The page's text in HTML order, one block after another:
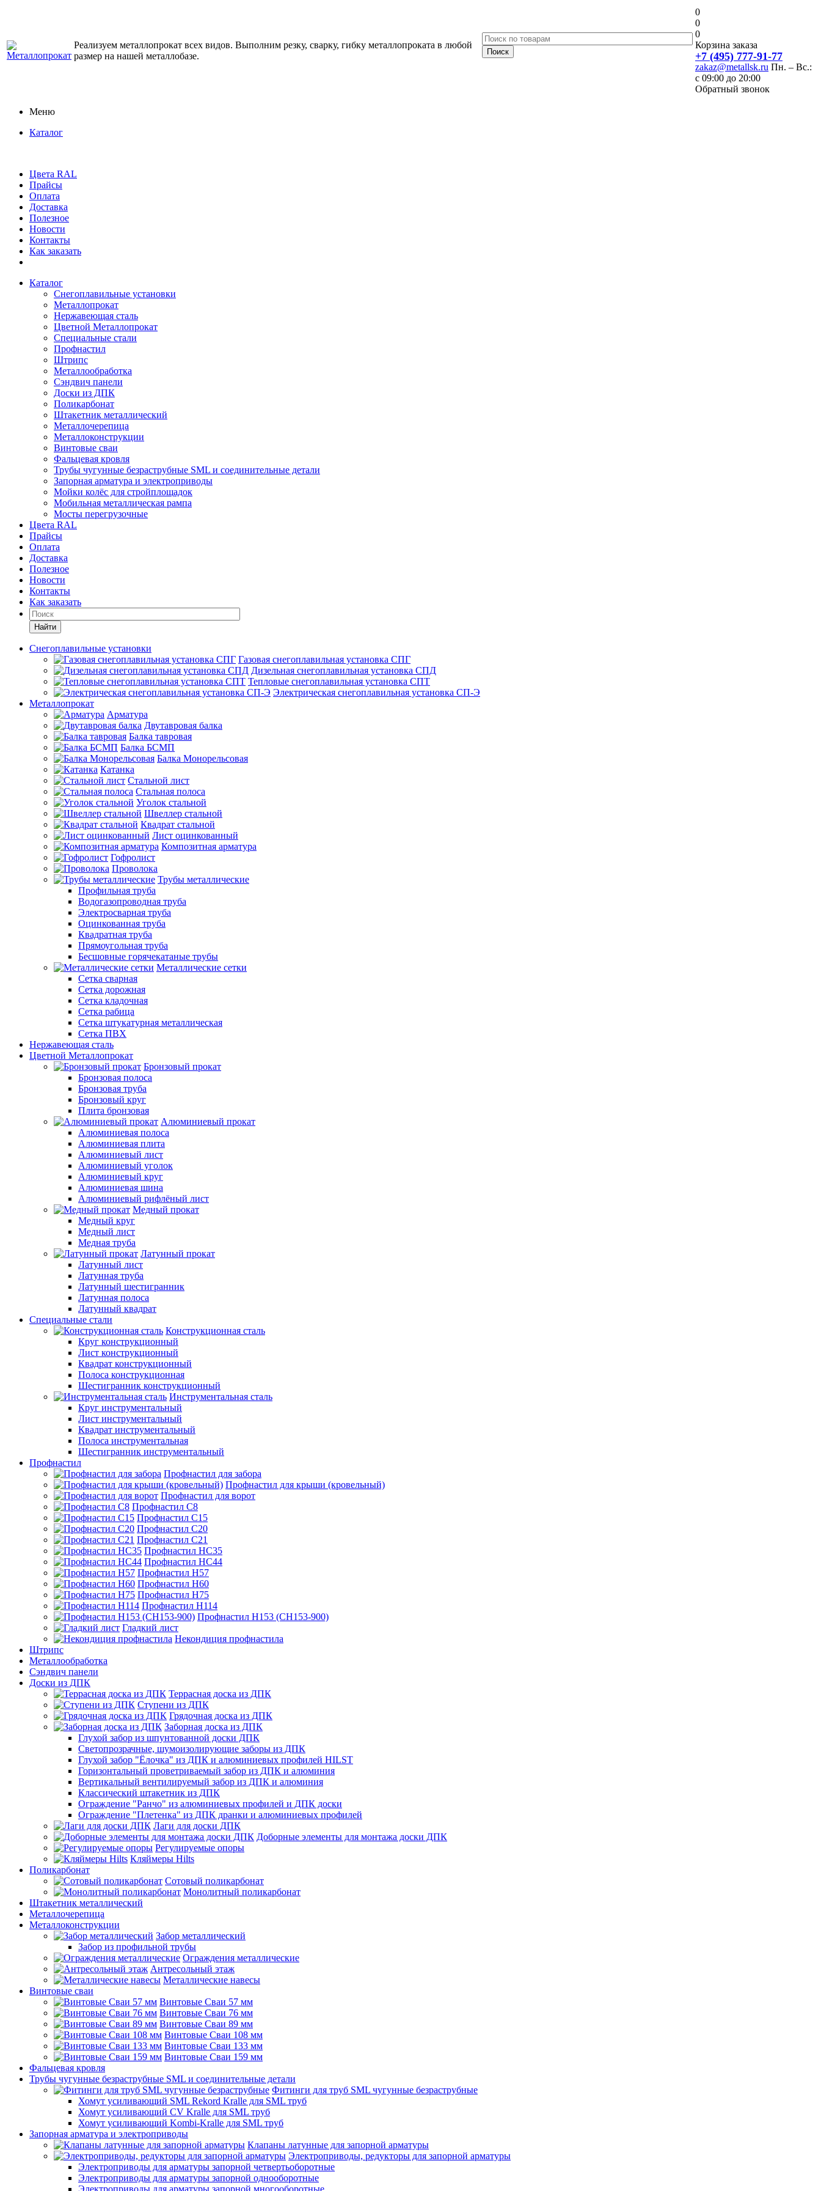
Реализуем металлопрокат всех видов. Выполним резку, сварку, гибку металлопроката в любой
размер на нашей металлобазе.
0
0
0
Корзина заказа
+7 (495) 777-91-77
zakaz@metallsk.ru Пн. – Вс.:
с 09:00 до 20:00
Обратный звонок
Меню
Каталог
Цвета RAL
Прайсы
Оплата
Доставка
Полезное
Новости
Контакты
Как заказать
Каталог
Снегоплавильные установки
Металлопрокат
Нержавеющая сталь
Цветной Металлопрокат
Специальные стали
Профнастил
Штрипс
Металлообработка
Сэндвич панели
Доски из ДПК
Поликарбонат
Штакетник металлический
Металлочерепица
Металлоконструкции
Винтовые сваи
Фальцевая кровля
Трубы чугунные безраструбные SML и соединительные детали
Запорная арматура и электроприводы
Мойки колёс для стройплощадок
Мобильная металлическая рампа
Мосты перегрузочные
Цвета RAL
Прайсы
Оплата
Доставка
Полезное
Новости
Контакты
Как заказать
Найти
Снегоплавильные установки
Газовая снегоплавильная установка СПГ
Дизельная снегоплавильная установка СПД
Тепловые снегоплавильная установка СПТ
Электрическая снегоплавильная установка СП-Э
Металлопрокат
Арматура
Двутавровая балка
Балка тавровая
Балка БСМП
Балка Монорельсовая
Катанка
Стальной лист
Стальная полоса
Уголок стальной
Швеллер стальной
Квадрат стальной
Лист оцинкованный
Композитная арматура
Гофролист
Проволока
Трубы металлические
Профильная труба
Водогазопроводная труба
Электросварная труба
Оцинкованная труба
Квадратная труба
Прямоугольная труба
Бесшовные горячекатаные трубы
Металлические сетки
Сетка сварная
Сетка дорожная
Сетка кладочная
Сетка рабица
Сетка штукатурная металлическая
Сетка ПВХ
Нержавеющая сталь
Цветной Металлопрокат
Бронзовый прокат
Бронзовая полоса
Бронзовая труба
Бронзовый круг
Плита бронзовая
Алюминиевый прокат
Алюминиевая полоса
Алюминиевая плита
Алюминиевый лист
Алюминиевый уголок
Алюминиевый круг
Алюминиевая шина
Алюминиевый рифлёный лист
Медный прокат
Медный круг
Медный лист
Медная труба
Латунный прокат
Латунный лист
Латунная труба
Латунный шестигранник
Латунная полоса
Латунный квадрат
Специальные стали
Конструкционная сталь
Круг конструкционный
Лист конструкционный
Квадрат конструкционный
Полоса конструкционная
Шестигранник конструкционный
Инструментальная сталь
Круг инструментальный
Лист инструментальный
Квадрат инструментальный
Полоса инструментальная
Шестигранник инструментальный
Профнастил
Профнастил для забора
Профнастил для крыши (кровельный)
Профнастил для ворот
Профнастил С8
Профнастил С15
Профнастил С20
Профнастил С21
Профнастил НС35
Профнастил НС44
Профнастил Н57
Профнастил Н60
Профнастил Н75
Профнастил Н114
Профнастил Н153 (СН153-900)
Гладкий лист
Некондиция профнастила
Штрипс
Металлообработка
Сэндвич панели
Доски из ДПК
Террасная доска из ДПК
Ступени из ДПК
Грядочная доска из ДПК
Заборная доска из ДПК
Глухой забор из шпунтованной доски ДПК
Светопрозрачные, шумоизолирующие заборы из ДПК
Глухой забор "Ёлочка" из ДПК и алюминиевых профилей HILST
Горизонтальный проветриваемый забор из ДПК и алюминия
Вертикальный вентилируемый забор из ДПК и алюминия
Классический штакетник из ДПК
Ограждение "Ранчо" из алюминиевых профилей и ДПК доски
Ограждение "Плетенка" из ДПК дранки и алюминиевых профилей
Лаги для доски ДПК
Доборные элементы для монтажа доски ДПК
Регулируемые опоры
Кляймеры Hilts
Поликарбонат
Сотовый поликарбонат
Монолитный поликарбонат
Штакетник металлический
Металлочерепица
Металлоконструкции
Забор металлический
Забор из профильной трубы
Ограждения металлические
Антресольный этаж
Металлические навесы
Винтовые сваи
Винтовые Сваи 57 мм
Винтовые Сваи 76 мм
Винтовые Сваи 89 мм
Винтовые Сваи 108 мм
Винтовые Сваи 133 мм
Винтовые Сваи 159 мм
Фальцевая кровля
Трубы чугунные безраструбные SML и соединительные детали
Фитинги для труб SML чугунные безраструбные
Хомут усиливающий SML Rekord Kralle для SML труб
Хомут усиливающий CV Kralle для SML труб
Хомут усиливающий Kombi-Kralle для SML труб
Запорная арматура и электроприводы
Клапаны латунные для запорной арматуры
Электроприводы, редукторы для запорной арматуры
Электроприводы для арматуры запорной четвертьоборотные
Электроприводы для арматуры запорной однооборотные
Электроприводы для арматуры запорной многооборотные